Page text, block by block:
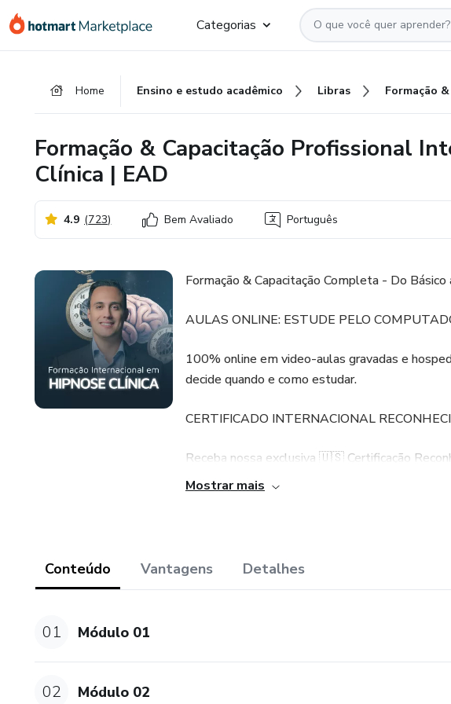
para
para
para
Categorias
Home Ensino e estudo acadêmico Libras
Formação & Capacitação Profissional
Clínica | EAD
4.9 (723) Bem Avaliado Português
Formação & Capacitação Completa - Do Básico
AULAS ONLINE: ESTUDE PELO
100% online em video-aulas gravadas e
decide quando e como estudar.
CERTIFICADO INTERNACIONAL
Receba nossa exclusiva 🇺🇸 Certificação
todas as aulas.
mais.
Mostrar mais
Conteúdo Vantagens Detalhes
01 Módulo 01
02 Módulo 02